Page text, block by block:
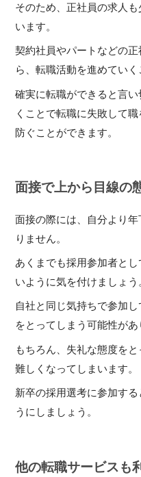
そのため、正社員の求人
います。
契約社員やパートなどの
ら、転職活動を進めていく
確実に転職ができると言
くことで転職に失敗して
防ぐことができます。
面接で上から目線の
面接の際には、自分より
りません。
あくまでも採用参加者と
いように気を付けましょう
自社と同じ気持ちで参加
をとってしまう可能性があ
もちろん、失礼な態度を
難しくなってしまいます。
新卒の採用選考に参加す
うにしましょう。
他の転職サービスも